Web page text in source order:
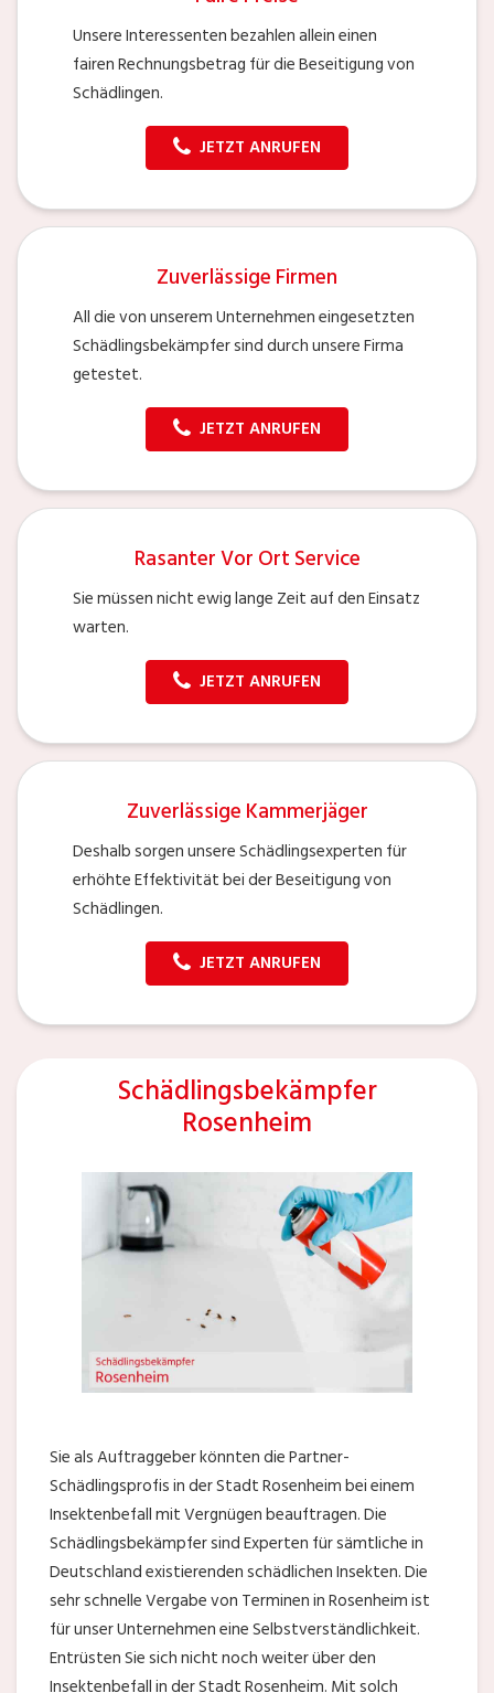
Unsere Interessenten bezahlen allein einen
fairen Rechnungsbetrag für die Beseitigung von
Schädlingen.
JETZT ANRUFEN
Zuverlässige Firmen
All die von unserem Unternehmen eingesetzten
Schädlingsbekämpfer sind durch unsere Firma
getestet.
JETZT ANRUFEN
Rasanter Vor Ort Service
Sie müssen nicht ewig lange Zeit auf den Einsatz
warten.
JETZT ANRUFEN
Zuverlässige Kammerjäger
Deshalb sorgen unsere Schädlingsexperten für
erhöhte Effektivität bei der Beseitigung von
Schädlingen.
JETZT ANRUFEN
Schädlingsbekämpfer
Rosenheim
Sie als Auftraggeber könnten die Partner-
Schädlingsprofis in der Stadt Rosenheim bei einem
Insektenbefall mit Vergnügen beauftragen. Die
Schädlingsbekämpfer sind Experten für sämtliche in
Deutschland existierenden schädlichen Insekten. Die
sehr schnelle Vergabe von Terminen in Rosenheim ist
für unser Unternehmen eine Selbstverständlichkeit.
Entrüsten Sie sich nicht noch weiter über den
Insektenbefall in der Stadt Rosenheim. Mit solch